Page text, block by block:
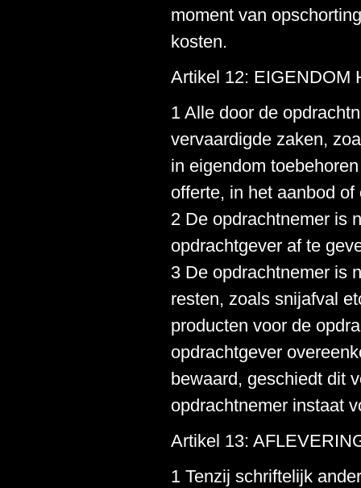
moment van
kosten.
Artikel 12: EIGENDOM
1 Alle door de
vervaardigde zaken,
in eigendom
offerte, in het aanbod
2 De opdrachtnemer is
opdrachtgever af te
3 De opdrachtnemer is
resten, zoals snijafval
producten voor de
opdrachtgever
bewaard, geschiedt dit
opdrachtnemer instaat
Artikel 13:
1 Tenzij schriftelijk